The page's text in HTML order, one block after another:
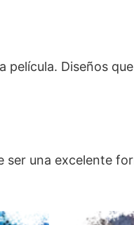
Diseños
ser una excelente